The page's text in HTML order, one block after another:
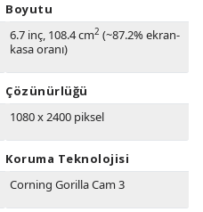
Boyutu
6.7 inç, 108.4 cm2 (~87.2% ekran-
kasa oranı)
Çözünürlüğü
1080 x 2400 piksel
Koruma Teknolojisi
Corning Gorilla Cam 3